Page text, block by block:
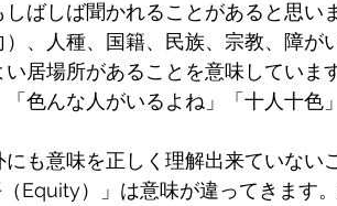
ばしば聞かれることがあると思い
、人種、国籍、民族、宗教、障が
居場所があることを意味していま
色んな人がいるよね」「十人十色
も意味を正しく理解出来ていない
Equity）」は意味が違ってきます